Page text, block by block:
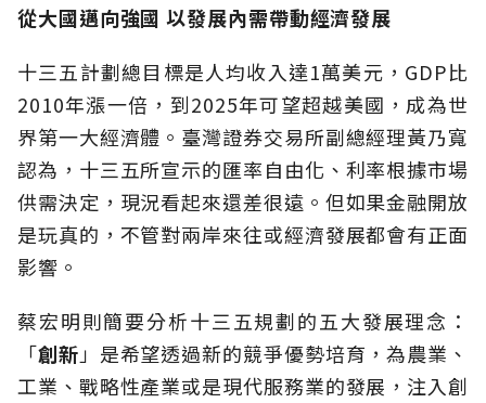
從大國邁向強國以發展內需帶動經濟發展
十三五計劃總目標是人均收入達1萬美元，GDP比
2010年漲一倍，到2025年可望超越美國，成為世
界第一大經濟體。臺灣證券交易所副總經理黃乃寬
認為，十三五所宣示的匯率自由化、利率根據市場
供需決定，現況看起來還差很遠。但如果金融開放
是玩真的，不管對兩岸來往或經濟發展都會有正面
影響。
蔡宏明則簡要分析十三五規劃的五大發展理念：
「創新」是希望透過新的競爭優勢培育，為農業、
工業、戰略性產業或是現代服務業的發展，注入創